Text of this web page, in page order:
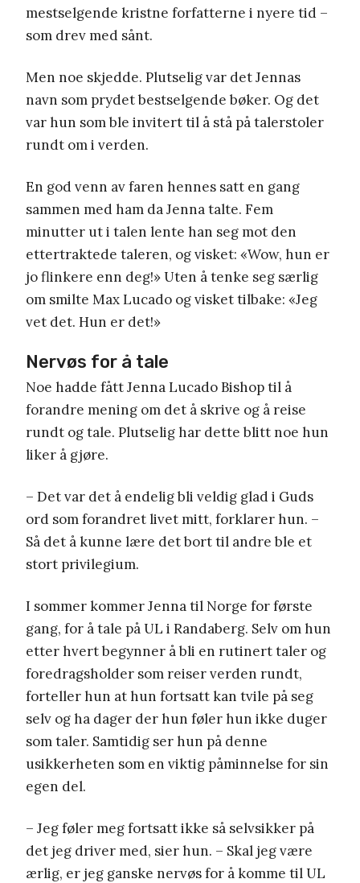
mestselgende kristne forfatterne i nyere tid –
som drev med sånt.
Men noe skjedde. Plutselig var det Jennas
navn som prydet bestselgende bøker. Og det
var hun som ble invitert til å stå på talerstoler
rundt om i verden.
En god venn av faren hennes satt en gang
sammen med ham da Jenna talte. Fem
minutter ut i talen lente han seg mot den
ettertraktede taleren, og visket: «Wow, hun er
jo flinkere enn deg!» Uten å tenke seg særlig
om smilte Max Lucado og visket tilbake: «Jeg
vet det. Hun er det!»
Nervøs for å tale
Noe hadde fått Jenna Lucado Bishop til å
forandre mening om det å skrive og å reise
rundt og tale. Plutselig har dette blitt noe hun
liker å gjøre.
– Det var det å endelig bli veldig glad i Guds
ord som forandret livet mitt, forklarer hun. –
Så det å kunne lære det bort til andre ble et
stort privilegium.
I sommer kommer Jenna til Norge for første
gang, for å tale på UL i Randaberg. Selv om hun
etter hvert begynner å bli en rutinert taler og
foredragsholder som reiser verden rundt,
forteller hun at hun fortsatt kan tvile på seg
selv og ha dager der hun føler hun ikke duger
som taler. Samtidig ser hun på denne
usikkerheten som en viktig påminnelse for sin
egen del.
– Jeg føler meg fortsatt ikke så selvsikker på
det jeg driver med, sier hun. – Skal jeg være
ærlig, er jeg ganske nervøs for å komme til UL